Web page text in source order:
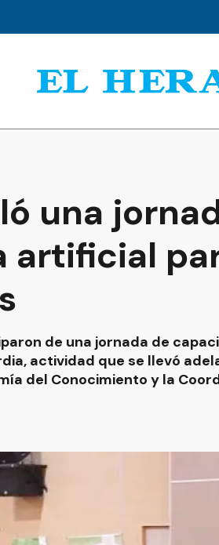
una
artificial
de una jornada de
actividad que se llevó
del Conocimiento y la